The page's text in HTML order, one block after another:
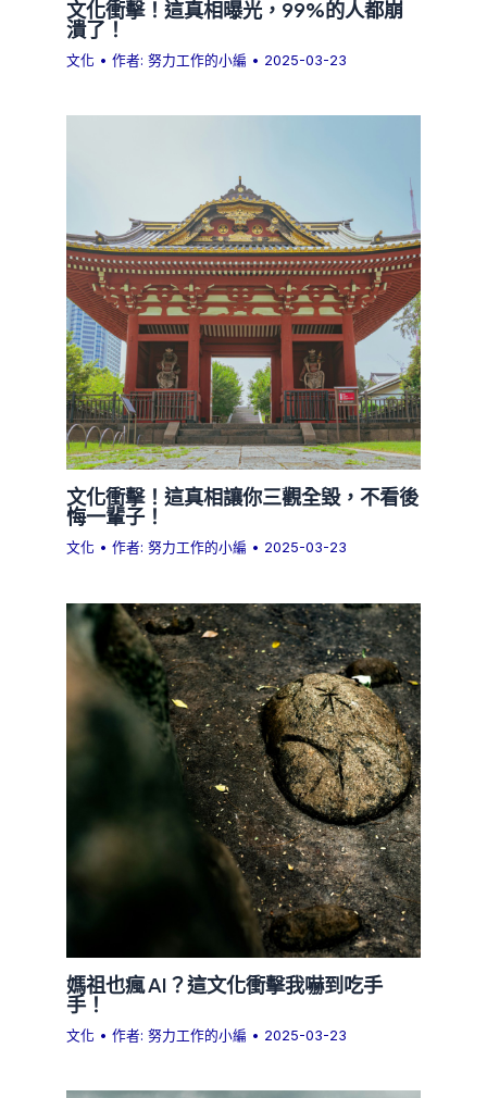
文化衝擊！這真相曝光，99%的人都崩
潰了！
文化 • 作者:努力工作的小編 • 2025-03-23
文化衝擊！這真相讓你三觀全毀，不看後
悔一輩子！
文化 • 作者:努力工作的小編 • 2025-03-23
媽祖也瘋 AI？這文化衝擊我嚇到吃手
手！
文化 • 作者:努力工作的小編 • 2025-03-23